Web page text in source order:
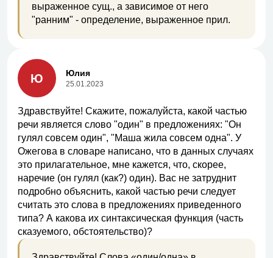
выраженное сущ., а зависимое от него
"ранним" - определение, выраженное прил.
Ю Юлия
25.01.2023
Здравствуйте! Скажите, пожалуйста, какой частью
речи является слово "один" в предложениях: "Он
гулял совсем один", "Маша жила совсем одна". У
Ожегова в словаре написано, что в данных случаях
это прилагательное, мне кажется, что, скорее,
наречие (он гулял (как?) один). Вас не затруднит
подробно объяснить, какой частью речи следует
считать это слова в предложениях приведенного
типа? А какова их синтаксическая функция (часть
сказуемого, обстоятельство)?